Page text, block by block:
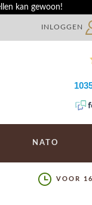
kan gewoon!
INLOGGEN
NATO
VOOR